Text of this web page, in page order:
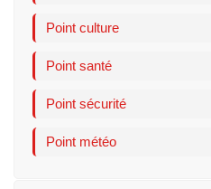
Point culture
Point santé
Point sécurité
Point météo